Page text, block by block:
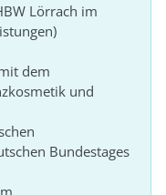
Lörrach im
dem
und
Bundestages